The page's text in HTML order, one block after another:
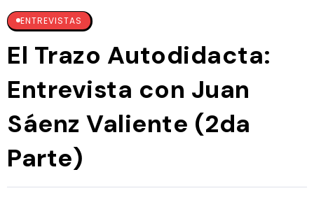
ENTREVISTAS
El Trazo Autodidacta:
Entrevista con Juan
Sáenz Valiente (2da
Parte)